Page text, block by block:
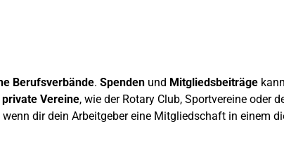
Berufsverbände. Spendenund Mitgliedsbeiträge
private Vereine, wie der Rotary Club, Sportvereine oder
dir dein Arbeitgeber eine Mitgliedschaft in einem